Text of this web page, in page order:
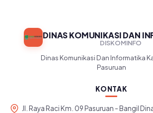
DINAS KOMUNIKASI DAN
DISKOMINFO
Dinas Komunikasi Dan Informatika
Pasuruan
KONTAK
Jl. Raya Raci Km. 09 Pasuruan - Bangil